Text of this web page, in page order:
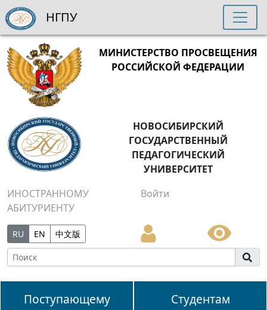
МИНИСТЕРСТВО ПРОСВЕЩЕНИЯ
РОССИЙСКОЙ ФЕДЕРАЦИИ
НОВОСИБИРСКИЙ
ГОСУДАРСТВЕННЫЙ
ПЕДАГОГИЧЕСКИЙ
УНИВЕРСИТЕТ
ИНОСТРАННОМУ
АБИТУРИЕНТУ
Войти
RU EN 中文版
Поступающему Студентам
НГПУ